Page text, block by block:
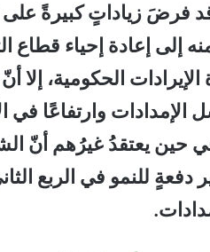
فرضَ زياداتٍ كبيرةً على
إلى إعادة إحياء
الإيرادات الحكومية،
الإمدادات وارتفاعًا
حين يعتقدُ غيرُهم أنّ
دفعةٍ للنمو في الربع